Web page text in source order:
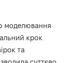
моделювання
крок
та